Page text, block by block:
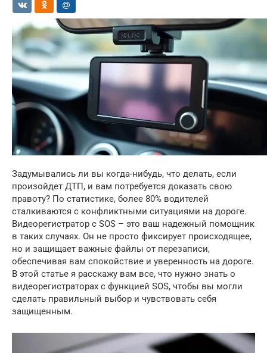
Задумывались ли вы когда-нибудь, что делать, если
произойдет ДТП, и вам потребуется доказать свою
правоту? По статистике, более 80% водителей
сталкиваются с конфликтными ситуациями на дороге.
Видеорегистратор с SOS – это ваш надежный помощник
в таких случаях. Он не просто фиксирует происходящее,
но и защищает важные файлы от перезаписи,
обеспечивая вам спокойствие и уверенность на дороге.
В этой статье я расскажу вам все, что нужно знать о
видеорегистраторах с функцией SOS, чтобы вы могли
сделать правильный выбор и чувствовать себя
защищенным.